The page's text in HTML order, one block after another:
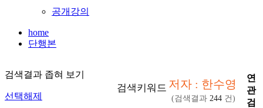
공개강의
home
단행본
검색결과 좁혀 보기
선택해제
검색키워드 저자 : 한수영
(검색결과 244 건)
연
관
검